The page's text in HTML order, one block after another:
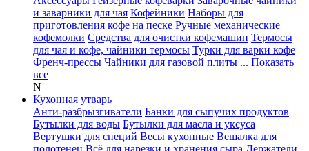
и заварники для чая Кофейники Наборы для
приготовления кофе на песке Ручные механические
кофемолки Средства для очистки кофемашин Термосы
для чая и кофе, чайники термосы Турки для варки кофе
Френч-прессы Чайники для газовой плиты ... Показать
все
N
Кухонная утварь
Анти-разбрызгиватели Банки для сыпучих продуктов
Бутылки для воды Бутылки для масла и уксуса
Вертушки для специй Весы кухонные Вешалка для
полотенец Всё для нарезки и хранения сыра Держатели